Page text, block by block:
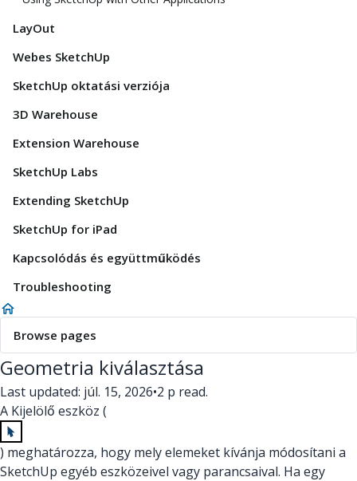
LayOut
Webes SketchUp
SketchUp oktatási verziója
3D Warehouse
Extension Warehouse
SketchUp Labs
Extending SketchUp
SketchUp for iPad
Kapcsolódás és együttműködés
Troubleshooting
Browse pages
Geometria kiválasztása
Last updated: júl. 15, 2026•2 p read.
A Kijelölő eszköz (
) meghatározza, hogy mely elemeket kívánja módosítani a
SketchUp egyéb eszközeivel vagy parancsaival. Ha egy